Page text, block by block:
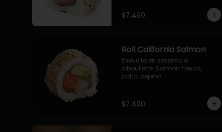
$7.490
Roll California Salmon
Envuelto en sesamo o
ciboullette. Salmon fresco,
palta, pepino.
$7.490